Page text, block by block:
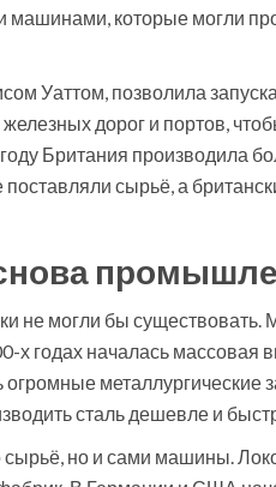
которые могли
Уаттом, позволила
дорог и портов,
Британия производила
сырьё, а
не могли бы существовать.
годах началась массовая
металлургические
сталь дешевле и
сырьё, но и сами машины.